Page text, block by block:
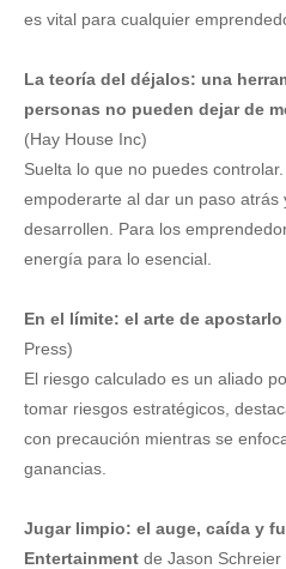
es vital para cualquier
La teoría del déjalos: una
personas no pueden dejar de
(Hay House Inc)
Suelta lo que no puedes
empoderarte al dar un paso atrás
desarrollen. Para los
energía para lo esencial.
En el límite: el arte de
Press)
El riesgo calculado es un aliado
tomar riesgos estratégicos,
con precaución mientras se
ganancias.
Jugar limpio: el auge, caída y
Entertainment de Jason